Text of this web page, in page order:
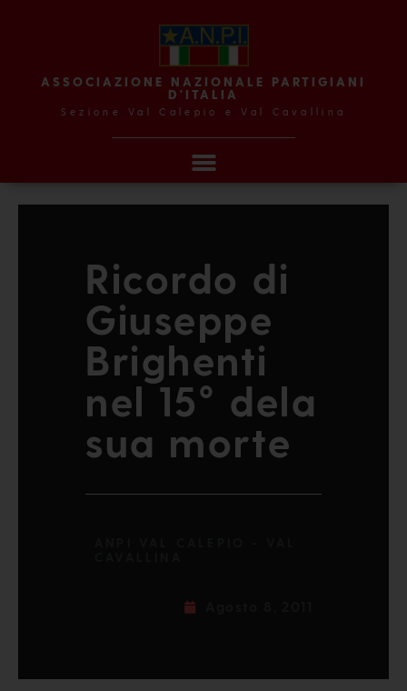
ASSOCIAZIONE NAZIONALE PARTIGIANI
D'ITALIA
Sezione Val Calepio e Val Cavallina
Ricordo di
Giuseppe
Brighenti
nel 15° dela
sua morte